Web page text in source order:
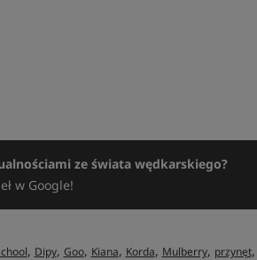
ze świata wędkarskiego?
w Google!
, Dipy, Goo, Kiana, Korda, Mulberry, przynęt,